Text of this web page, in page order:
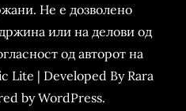
Не е дозволено
или на делови од
од авторот на
Lite | Developed By Rara
byWordPress.